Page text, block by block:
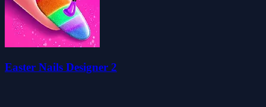
Easter Nails Designer 2